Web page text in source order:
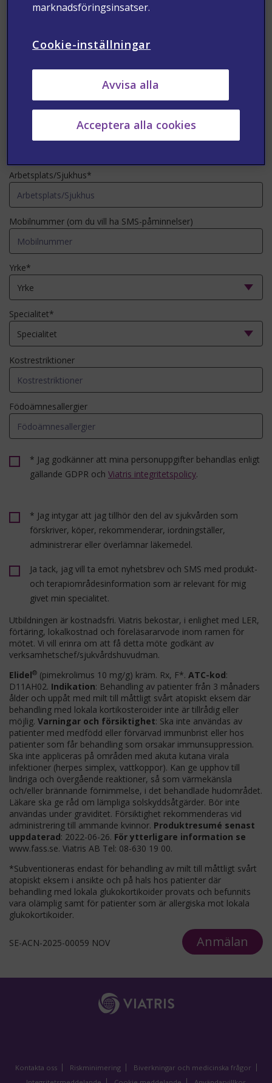
E-post* (för bekräftelse och påminnelser via e-post)
Arbetsplats/Sjukhus*
Mobilnummer (om du vill ha SMS-påminnelser)
Yrke*
Specialitet*
Kostrestriktioner
Födoämnesallergier
* Jag godkänner att mina personuppgifter behandlas enligt
gällande GDPR och Viatris integritetspolicy.
* Jag intygar att jag tillhör den del av sjukvården som
förskriver, köper, rekommenderar, iordningställer,
administrerar eller överlämnar läkemedel.
Ja tack, jag vill ta emot nyhetsbrev och SMS med produkt-
och terapiområdesinformation som är relevant för mig
givet min specialitet.
Utbildningen är kostnadsfri. Viatris bekostar, i enlighet med LER,
förtäring, lokalkostnad och föreläsararvode inom ramen för
mötet. Vi vill erinra om att få detta möte godkänt av
verksamhetschef/sjukvårdshuvudman.
Elidel® (pimekrolimus 10 mg/g) kräm. Rx, F*. ATC-kod:
D11AH02. Indikation: Behandling av patienter från 3 månaders
ålder och uppåt med milt till måttligt svårt atopiskt eksem där
behandling med lokala kortikosteroider inte är tillrådig eller
möjlig. Varningar och försiktighet: Ska inte användas av
patienter med medfödd eller förvärvad immunbrist eller hos
patienter som får behandling som orsakar immunsuppression.
Ska inte appliceras på områden med akuta kutana virala
infektioner (herpes simplex, vattkoppor). Kan ge upphov till
lindriga och övergående reaktioner, så som värmekänsla
och/eller brännande förnimmelse, i det behandlade hudområdet.
Läkare ska ge råd om lämpliga solskyddsåtgärder. Bör inte
användas under graviditet. Försiktighet rekommenderas vid
administrering till ammande kvinnor. Produktresumé senast
uppdaterad: 2022-06-26. För ytterligare information se
www.fass.se. Viatris AB Tel: 08-630 19 00.
*Subventioneras endast för behandling av milt till måttligt svårt
atopiskt eksem i ansikte och på hals hos patienter där
behandling med lokala glukokortikoider provats och befunnits
vara olämplig samt för patienter som är allergiska mot lokala
glukokortikoider.
SE-ACN-2025-00059 NOV Anmälan
Kontakta oss Riskminimering
Biverkningar och medicinska frågor
marknadsföringsinsatser.
Cookie-inställningar
Avvisa alla
Acceptera alla cookies